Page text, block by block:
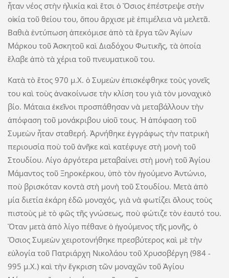
ἦταν νέος στὴν ἡλικία καὶ ἔτσι ὁ Ὅσιος ἐπέστρεψε στὴν
οἰκία τοῦ θείου του, ὅπου ἄρχισε μὲ ἐπιμέλεια νὰ μελετᾶ.
Βαθιὰ ἐντύπωση ἀπεκόμισε ἀπὸ τὰ ἔργα τῶν Ἁγίων
Μάρκου τοῦ Ἀσκητοῦ καὶ Διαδόχου Φωτικῆς, τὰ ὁποία
ἔλαβε ἀπὸ τὰ χέρια τοῦ πνευματικοῦ του.
Κατὰ τὸ ἔτος 970 μ.Χ. ὁ Συμεὼν ἐπισκέφθηκε τοὺς γονεῖς
του καὶ τοὺς ἀνακοίνωσε τὴν κλίση του γιὰ τὸν μοναχικὸ
βίο. Μάταια ἐκεῖνοι προσπάθησαν νὰ μεταβάλλουν τὴν
ἀπόφαση τοῦ μονάκριβου υἱοῦ τους. Ἡ ἀπόφαση τοῦ
Συμεὼν ἦταν σταθερή. Ἀρνήθηκε ἐγγράφως τὴν πατρικὴ
περιουσία ποὺ τοῦ ἀνῆκε καὶ κατέφυγε στὴ μονὴ τοῦ
Στουδίου. Λίγο ἀργότερα μεταβαίνει στὴ μονὴ τοῦ Ἁγίου
Μάμαντος τοῦ Ξηροκέρκου, ὑπὸ τὸν ἡγούμενο Ἀντώνιο,
ποὺ βρισκόταν κοντὰ στὴ μονὴ τοῦ Στουδίου. Μετὰ ἀπὸ
μία διετία ἐκάρη ἐδῶ μοναχός, γιὰ νὰ φωτίζει ὅλους τοὺς
πιστοὺς μὲ τὸ φῶς τῆς γνώσεως, ποὺ φώτιζε τὸν ἑαυτό του.
Ὅταν μετὰ ἀπὸ λίγο πέθανε ὁ ἡγούμενος τῆς μονῆς, ὁ
Ὅσιος Συμεὼν χειροτονήθηκε πρεσβύτερος καὶ μὲ τὴν
εὐλογία τοῦ Πατριάρχη Νικολάου τοῦ Χρυσοβέργη (984 -
995 μ.Χ.) καὶ τὴν ἔγκριση τῶν μοναχῶν τοῦ Ἁγίου